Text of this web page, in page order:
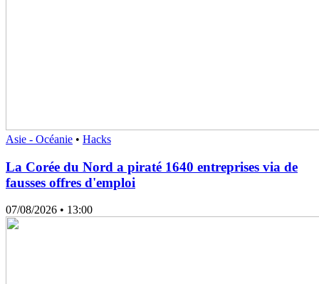
Asie - Océanie • Hacks
La Corée du Nord a piraté 1640 entreprises via de
fausses offres d'emploi
07/08/2026 • 13:00